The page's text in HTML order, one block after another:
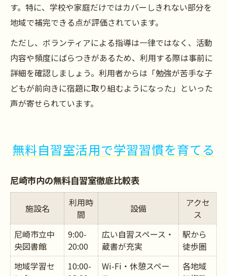
す。特に、学校や家庭だけではカバーしきれない部分を
地域で補完できる点が評価されています。
ただし、ボランティアによる指導は一律ではなく、活動
内容や頻度にばらつきがあるため、利用する際は事前に
詳細を確認しましょう。利用者からは「勉強が苦手な子
どもが前向きに宿題に取り組むようになった」といった
声が寄せられています。
無料自習室活用で学習習慣を育てる
尼崎市内の無料自習室徹底比較表
施設名
利用時
間
設備
アクセ
ス
尼崎市立中
央図書館
9:00-
20:00
広い自習スペース・
蔵書が充実
駅から
徒歩圏
地域学習セ
10:00-
Wi-Fi・休憩スペー
各地域